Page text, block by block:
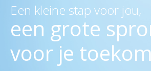
Jouw mobiliteit
Jouw woning
ZELFSTANDIGEN
Uw voertuigen
Een kleine stap voor jou,
een grote
voor je